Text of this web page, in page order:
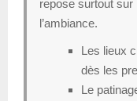
repose surtout
l’ambiance.
Les lieux
dès les
Le